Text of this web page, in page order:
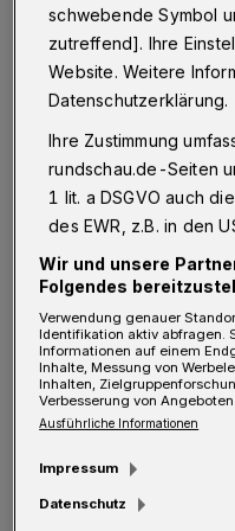
sogenannte
Wohnbebauung
Fläche von
Es gibt einen
den
zu senken.
der
unumgänglich. Bei
die Frage erlaubt
anfangen will?
nachgedacht
anstatt 148 Hektar
Ein weiterer Aspekt
schwebende Symbol
zutreffend]. Ihre
Website. Weitere
Datenschutzerklärung.
Ihre Zustimmung
rundschau.de-Seiten
1 lit. a DSGVO auch
des EWR, z.B. in den
Wir und unsere
Folgendes
Verwendung genauer
Identifikation aktiv abfragen.
Informationen auf einem
Inhalte, Messung von
Inhalten,
Verbesserung von Angeboten.
Ausführliche Informationen
Impressum
Datenschutz